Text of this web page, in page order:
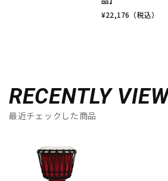
¥22,176 （税込）
RECENTLY
最近チェックした商品